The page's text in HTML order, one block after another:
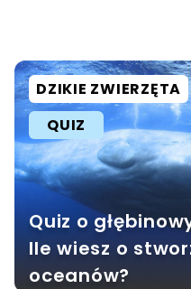
DZIKIE ZWIERZĘTA
QUIZ
Quiz o
Ile wiesz o
oceanów?